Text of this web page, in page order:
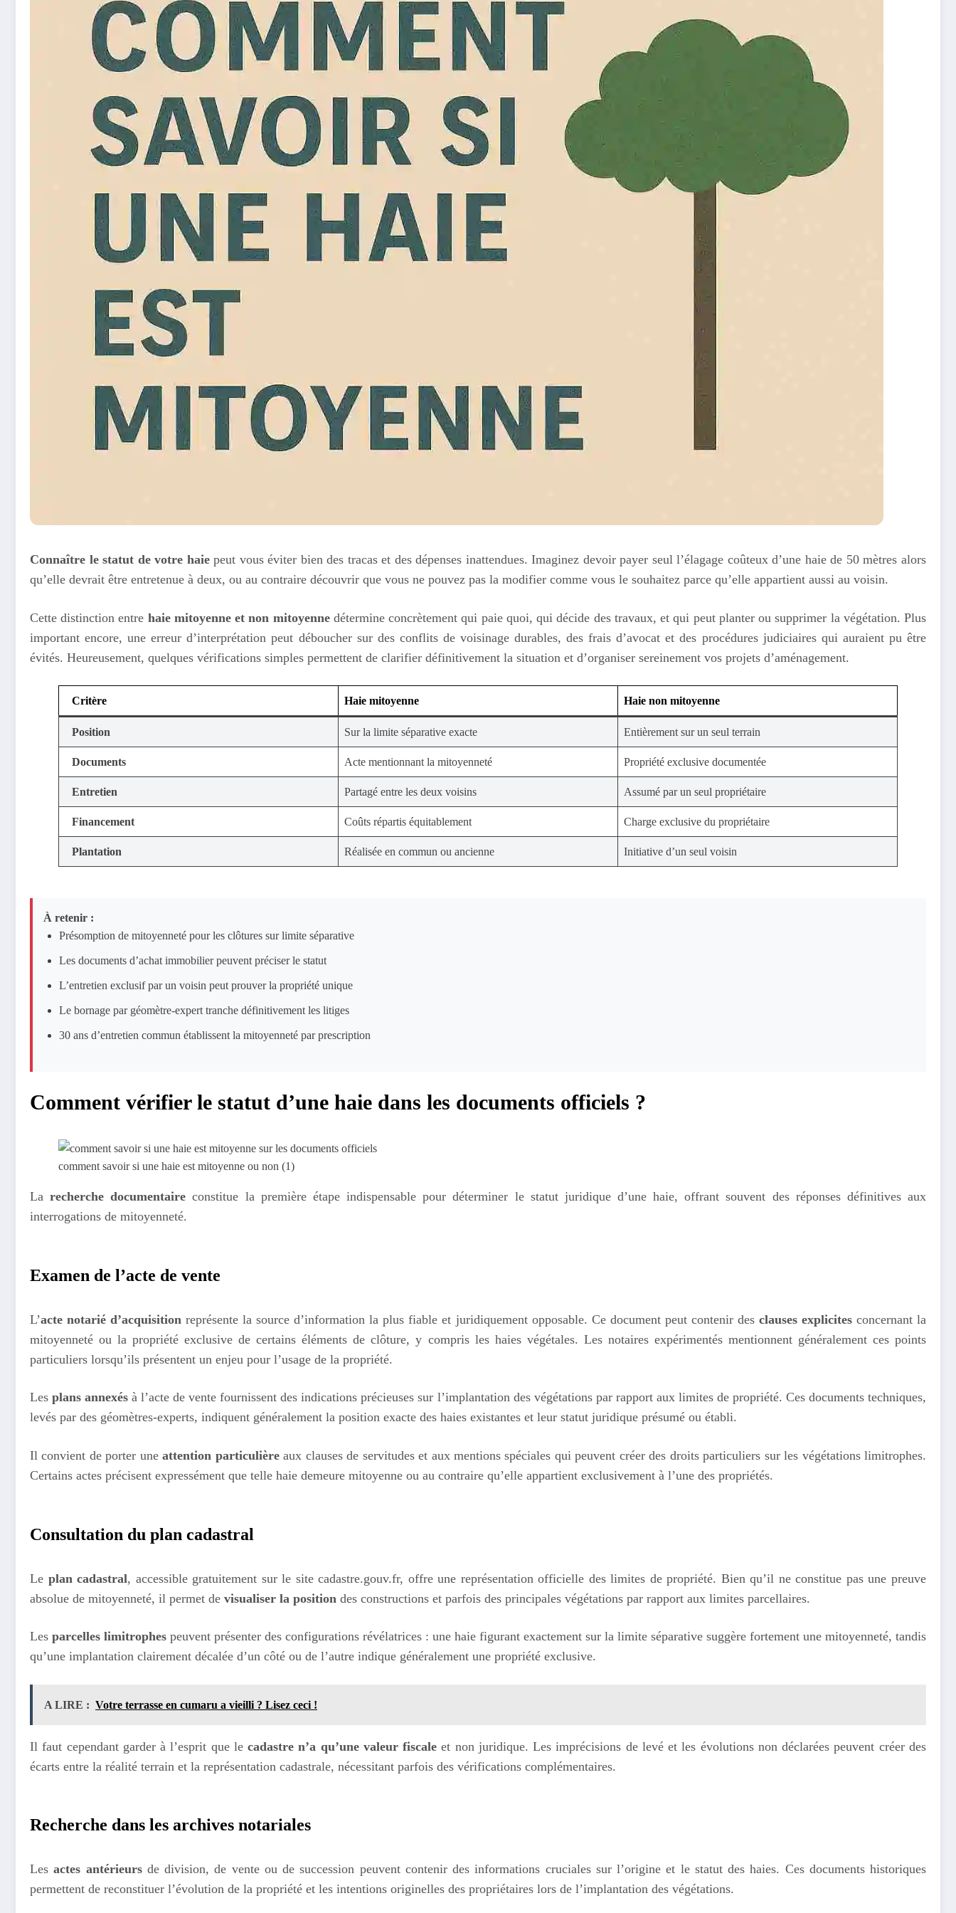
Connaître le statut de votre haiepeut vous éviter bien des tracas et des dépenses inattendues. Imaginez devoir payer seul l’élagage coûteux d’une haie de 50 mètres alors
qu’elle devrait être entretenue à deux, ou au contraire découvrir que vous ne pouvez pas la modifier comme vous le souhaitez parce qu’elle appartient aussi au voisin.
Cette distinction entre haie mitoyenne et non mitoyennedétermine concrètement qui paie quoi, qui décide des travaux, et qui peut planter ou supprimer la végétation. Plus
important encore, une erreur d’interprétation peut déboucher sur des conflits de voisinage durables, des frais d’avocat et des procédures judiciaires qui auraient pu être
évités. Heureusement, quelques vérifications simples permettent de clarifier définitivement la situation et d’organiser sereinement vos projets d’aménagement.
Critère Haie mitoyenne Haie non mitoyenne
Position Sur la limite séparative exacte Entièrement sur un seul terrain
Documents Acte mentionnant la mitoyenneté Propriété exclusive documentée
Entretien Partagé entre les deux voisins Assumé par un seul propriétaire
Financement Coûts répartis équitablement Charge exclusive du propriétaire
Plantation Réalisée en commun ou ancienne Initiative d’un seul voisin
À retenir :
Présomption de mitoyenneté pour les clôtures sur limite séparative
Les documents d’achat immobilier peuvent préciser le statut
L’entretien exclusif par un voisin peut prouver la propriété unique
Le bornage par géomètre-expert tranche définitivement les litiges
30 ans d’entretien commun établissent la mitoyenneté par prescription
Comment vérifier le statut d’une haie dans les documents officiels ?
comment savoir si une haie est mitoyenne ou non (1)
Larecherche documentaire constitue la première étape indispensable pour déterminer le statut juridique d’une haie, offrant souvent des réponses définitives aux
interrogations de mitoyenneté.
Examen de l’acte de vente
L’acte notarié d’acquisition représente la source d’information la plus fiable et juridiquement opposable. Ce document peut contenir des clauses explicitesconcernant la
mitoyenneté ou la propriété exclusive de certains éléments de clôture, y compris les haies végétales. Les notaires expérimentés mentionnent généralement ces points
particuliers lorsqu’ils présentent un enjeu pour l’usage de la propriété.
Lesplans annexés à l’acte de vente fournissent des indications précieuses sur l’implantation des végétations par rapport aux limites de propriété. Ces documents techniques,
levés par des géomètres-experts, indiquent généralement la position exacte des haies existantes et leur statut juridique présumé ou établi.
Il convient de porter uneattention particulièreaux clauses de servitudes et aux mentions spéciales qui peuvent créer des droits particuliers sur les végétations limitrophes.
Certains actes précisent expressément que telle haie demeure mitoyenne ou au contraire qu’elle appartient exclusivement à l’une des propriétés.
Consultation du plan cadastral
Le plan cadastral, accessible gratuitement sur le site cadastre.gouv.fr, offre une représentation officielle des limites de propriété. Bien qu’il ne constitue pas une preuve
absolue de mitoyenneté, il permet de visualiser la position des constructions et parfois des principales végétations par rapport aux limites parcellaires.
Les parcelles limitrophes peuvent présenter des configurations révélatrices : une haie figurant exactement sur la limite séparative suggère fortement une mitoyenneté, tandis
qu’une implantation clairement décalée d’un côté ou de l’autre indique généralement une propriété exclusive.
A LIRE : Votre terrasse en cumaru a vieilli ? Lisez ceci !
Il faut cependant garder à l’esprit que lecadastre n’a qu’une valeur fiscale et non juridique. Les imprécisions de levé et les évolutions non déclarées peuvent créer des
écarts entre la réalité terrain et la représentation cadastrale, nécessitant parfois des vérifications complémentaires.
Recherche dans les archives notariales
Lesactes antérieursde division, de vente ou de succession peuvent contenir des informations cruciales sur l’origine et le statut des haies. Ces documents historiques
permettent de reconstituer l’évolution de la propriété et les intentions originelles des propriétaires lors de l’implantation des végétations.